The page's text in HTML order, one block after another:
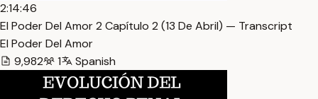
2:14:46
El Poder Del Amor 2 Capítulo 2 (13 De Abril) — Transcript
El Poder Del Amor
9,982
1 Spanish